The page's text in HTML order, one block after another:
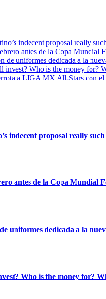
indecent proposal really
antes de la Copa Mundial
de uniformes dedicada a la
invest? Who is the money for?
a LIGA MX All-Stars con el
indecent proposal really
antes de la Copa Mundial
uniformes dedicada a la
Who is the money for?